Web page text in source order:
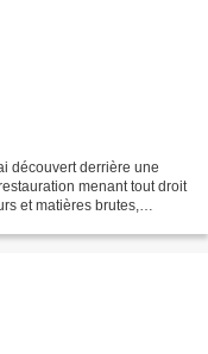
découvert derrière une
menant tout droit
et matières brutes,